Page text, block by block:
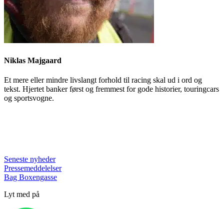
Niklas Majgaard
Et mere eller mindre livslangt forhold til racing skal ud i ord og
tekst. Hjertet banker først og fremmest for gode historier, touringcars
og sportsvogne.
Seneste nyheder
Pressemeddelelser
Bag Boxengasse
Lyt med på